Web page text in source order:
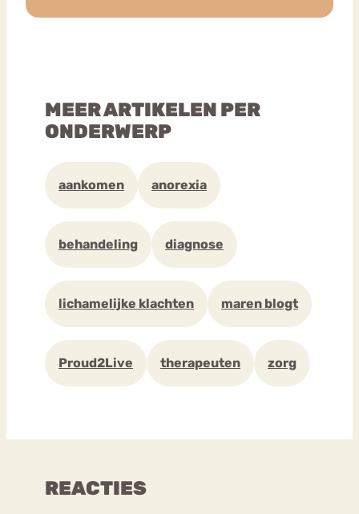
MEER ARTIKELEN PER
ONDERWERP
aankomen anorexia
behandeling diagnose
lichamelijke klachten maren blogt
Proud2Live therapeuten zorg
REACTIES